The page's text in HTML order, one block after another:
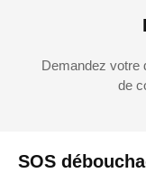
SOS
Demandez votre
de